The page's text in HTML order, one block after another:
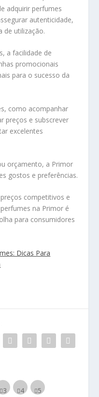
adquirir perfumes
autenticidade,
de utilização.
a facilidade de
promocionais
para o sucesso da
como acompanhar
preços e subscrever
excelentes
orçamento, a Primor
gostos e preferências.
competitivos e
na Primor é
para consumidores
Dicas Para